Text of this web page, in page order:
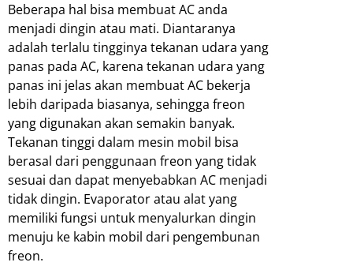
Beberapa hal bisa membuat AC anda
menjadi dingin atau mati. Diantaranya
adalah terlalu tingginya tekanan udara yang
panas pada AC, karena tekanan udara yang
panas ini jelas akan membuat AC bekerja
lebih daripada biasanya, sehingga freon
yang digunakan akan semakin banyak.
Tekanan tinggi dalam mesin mobil bisa
berasal dari penggunaan freon yang tidak
sesuai dan dapat menyebabkan AC menjadi
tidak dingin. Evaporator atau alat yang
memiliki fungsi untuk menyalurkan dingin
menuju ke kabin mobil dari pengembunan
freon.